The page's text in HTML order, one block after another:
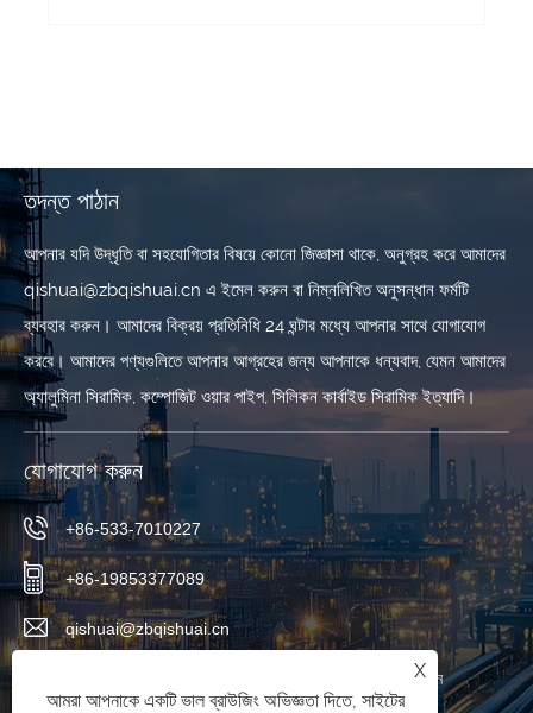
তদন্ত পাঠান
আপনার যদি উদ্ধৃতি বা সহযোগিতার বিষয়ে কোনো জিজ্ঞাসা থাকে, অনুগ্রহ করে আমাদের
qishuai@zbqishuai.cn এ ইমেল করুন বা নিম্নলিখিত অনুসন্ধান ফর্মটি
ব্যবহার করুন। আমাদের বিক্রয় প্রতিনিধি 24 ঘন্টার মধ্যে আপনার সাথে যোগাযোগ
করবে। আমাদের পণ্যগুলিতে আপনার আগ্রহের জন্য আপনাকে ধন্যবাদ, যেমন আমাদের
অ্যালুমিনা সিরামিক, কম্পোজিট ওয়ার পাইপ, সিলিকন কার্বাইড সিরামিক ইত্যাদি।
যোগাযোগ করুন
+86-533-7010227
+86-19853377089
qishuai@zbqishuai.cn
ফিনিক্স ইন্ডাস্ট্রিয়াল পার্ক, লিনজি জেলা, জিবো সিটি, শানডং প্রদেশ, চীন
X
আমরা আপনাকে একটি ভাল ব্রাউজিং অভিজ্ঞতা দিতে, সাইটের